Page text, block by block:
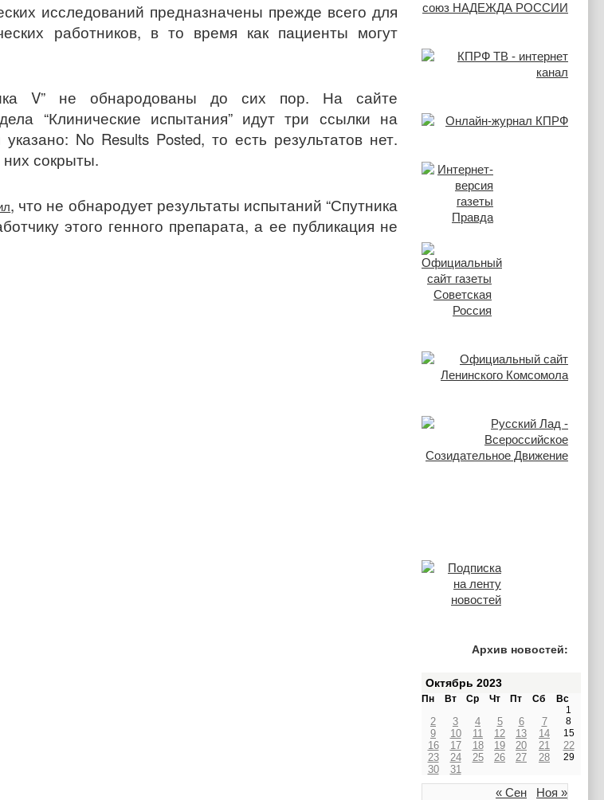
исследований предназначены прежде всего для
работников, в то время как пациенты могут
V” не обнародованы до сих пор. На сайте
“Клинические испытания” идут три ссылки на
No Results Posted, то есть результатов нет.
сокрыты.
, что не обнародует результаты испытаний “Спутника
этого генного препарата, а ее публикация не
Архив новостей:
Октябрь 2023
Пн Вт Ср Чт Пт Сб
Вс
1
2 3 4 5 6 7 8
9 10 11 12 13 14 15
16 17 18 19 20 21
22
23
24 25 26 27 28 29
30 31
« Сен Ноя »